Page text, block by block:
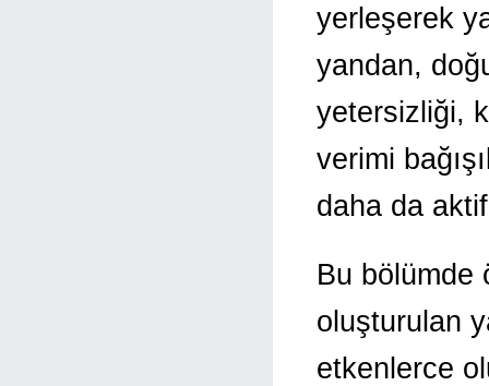
yerleşerek
yandan,
yetersizliği,
verimi
daha da
Bu bölümde
oluşturulan
etkenlerce